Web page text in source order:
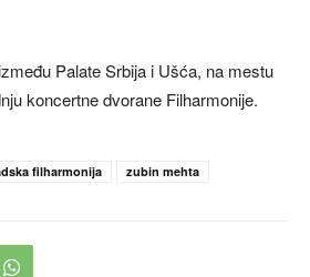
Palate Srbija i Ušća, na mestu
koncertne dvorane Filharmonije.
filharmonija zubin mehta